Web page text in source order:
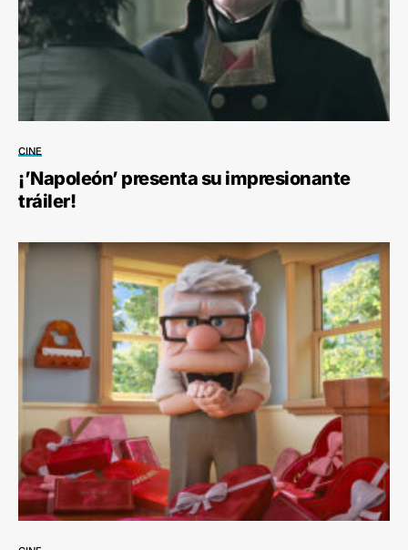
CINE
¡’Napoleón’ presenta su impresionante
tráiler!